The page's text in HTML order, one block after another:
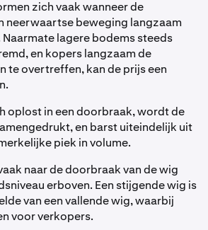
zich vaak wanneer de
neerwaartse beweging langzaam
lagere bodems steeds
en kopers langzaam de
te overtreffen, kan de prijs een
oplost in een doorbraak, wordt de
en barst uiteindelijk uit
piek in volume.
naar de doorbraak van de wig
erboven. Een stijgende wig is
van een vallende wig, waarbij
voor verkopers.